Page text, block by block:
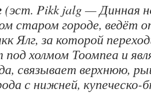
(эст. Pikk jalg — Динная
старом городе, ведёт
Ялг, за которой
холмом Тоомпеа и
связывает верхнюю,
с нижней, купеческо-